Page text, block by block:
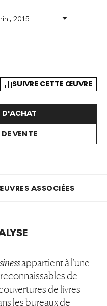
2015
SUIVRE CETTE ŒUVRE
D'ACHAT
VENTE
ASSOCIÉES
appartient à l'une
de
de livres
les bureaux de